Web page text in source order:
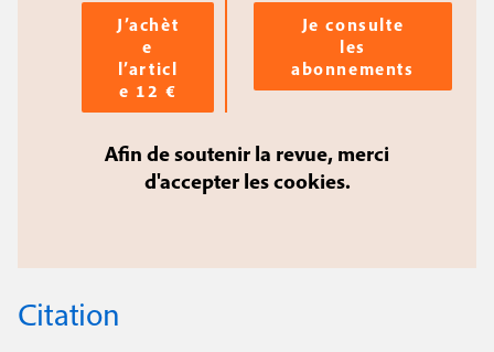
J’achèt
e
l’articl
e 12 €
Je consulte
les
abonnements
Afin de soutenir la revue, merci
d'accepter les cookies.
Citation